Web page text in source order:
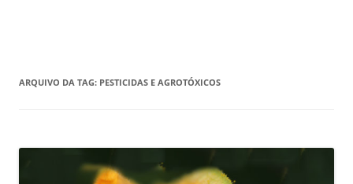
ARQUIVO DA TAG: PESTICIDAS E AGROTÓXICOS